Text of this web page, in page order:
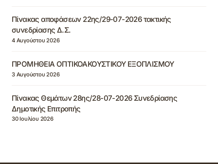
Πίνακας αποφάσεων 22ης/29-07-2026 τακτικής
συνεδρίασης Δ.Σ.
4 Αυγούστου 2026
ΠΡΟΜΗΘΕΙΑ ΟΠΤΙΚΟΑΚΟΥΣΤΙΚΟΥ ΕΞΟΠΛΙΣΜΟΥ
3 Αυγούστου 2026
Πίνακας Θεμάτων 28ης/28-07-2026 Συνεδρίασης
Δημοτικής Επιτροπής
30 Ιουλίου 2026